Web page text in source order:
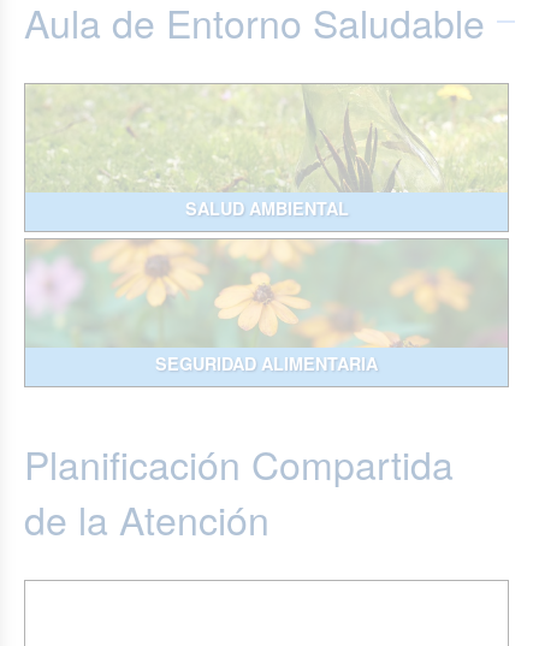
Aula de Entorno Saludable
SALUD AMBIENTAL
SEGURIDAD ALIMENTARIA
Planificación Compartida
de la Atención